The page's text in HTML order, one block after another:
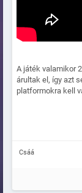
A játék valamikor
árultak el, így azt
platformokra kell
Csáá